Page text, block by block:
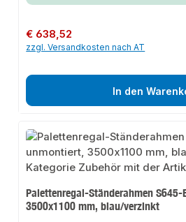
Regulärer Preis:
€ 638,52
zzgl. Versandkosten nach AT
In den
Palettenregal-Ständerahmen
3500x1100 mm, blau/verzinkt